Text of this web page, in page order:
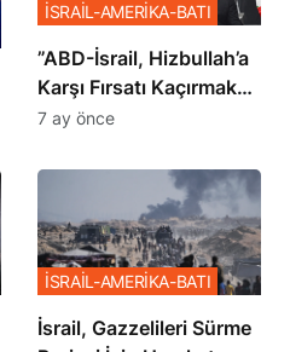
​​​​​​​”ABD-İsrail, Hizbullah’a
Karşı Fırsatı Kaçırmak
İstemiyor”
İSRAİL-AMERİKA-BATI
7 ay önce
İsrail, Gazzelileri Sürme
İSRAİL-AMERİKA-BATI